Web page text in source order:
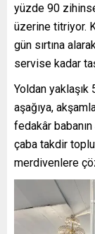
yüzde 90
üzerine titriyor.
gün sırtına
servise kadar
Yoldan yaklaşık
aşağıya,
fedakâr
çaba takdir
merdivenlere